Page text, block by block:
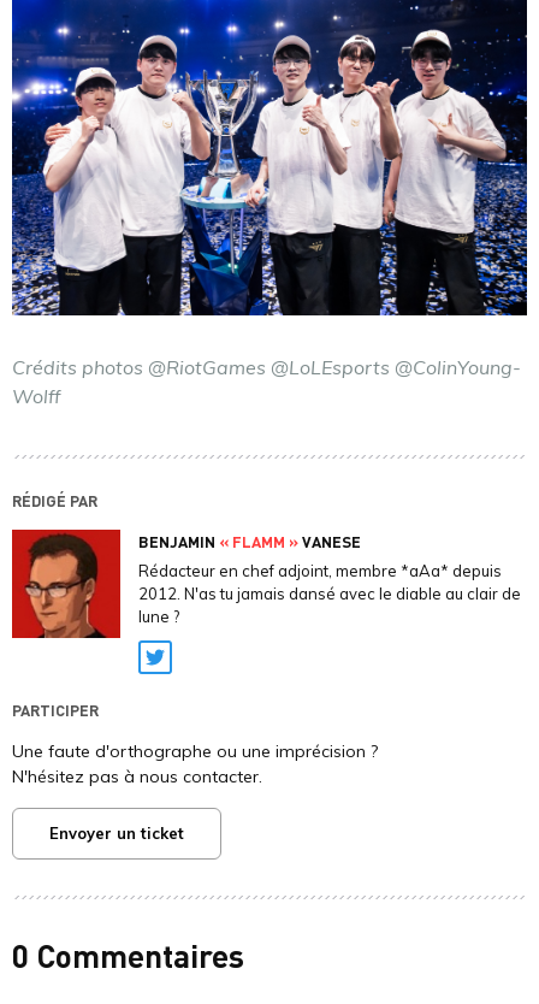
Crédits photos @RiotGames @LoLEsports @ColinYoung-
Wolff
RÉDIGÉ PAR
BENJAMIN « FLAMM »VANESE
Rédacteur en chef adjoint, membre *aAa* depuis
2012. N'as tu jamais dansé avec le diable au clair de
lune ?
Twitter
PARTICIPER
Une faute d'orthographe ou une imprécision ?
N'hésitez pas à nous contacter.
Envoyer un ticket
0 Commentaires